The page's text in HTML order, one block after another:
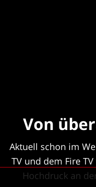
Von
Aktuell schon im
TV und dem Fire
Hochdruck an